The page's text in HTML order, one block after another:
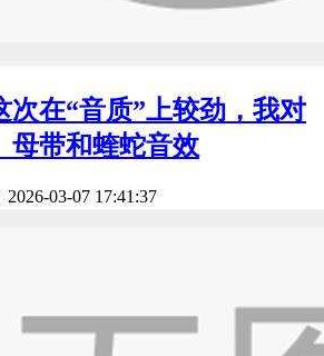
次在“音质”上较劲，我对
母带和蝰蛇音效
2026-03-07 17:41:37